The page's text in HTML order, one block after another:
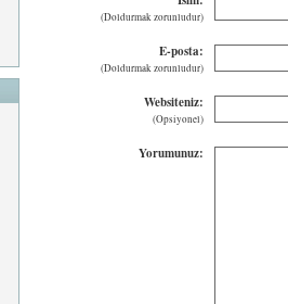
(Doldurmak zorunludur)
E-posta:
(Doldurmak zorunludur)
Websiteniz:
(Opsiyonel)
Yorumunuz: